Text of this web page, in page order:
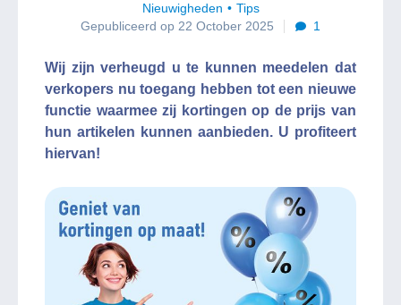
Nieuwigheden
Tips
Gepubliceerd op 22 October 2025
1
Wij zijn verheugd u te kunnen meedelen dat
verkopers nu toegang hebben tot een nieuwe
functie waarmee zij kortingen op de prijs van
hun artikelen kunnen aanbieden. U profiteert
hiervan!